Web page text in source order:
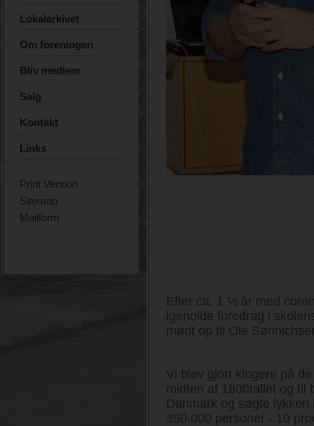
Lokalarkivet
Om foreningen
Bliv medlem
Salg
Kontakt
Links
Print Version
Sitemap
Mailform
Efter ca. 1 ½ år med
igenolde foredrag i
mødt op til Ole
Vi blev gjort klogere på
midten af 1800tallet og til
Danmark og søgte
350.000 personer - 10